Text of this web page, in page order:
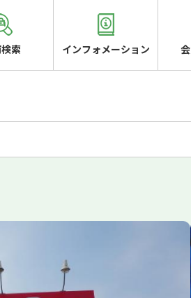
索 インフォメーション